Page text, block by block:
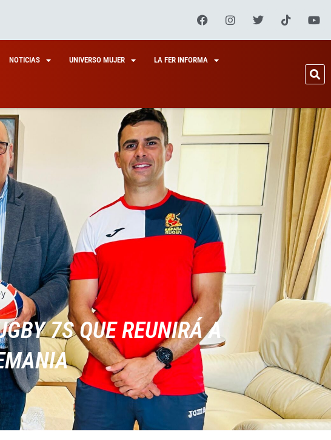
NOTICIAS UNIVERSO MUJER LA FER INFORMA
7S QUE REUNIRÁ A